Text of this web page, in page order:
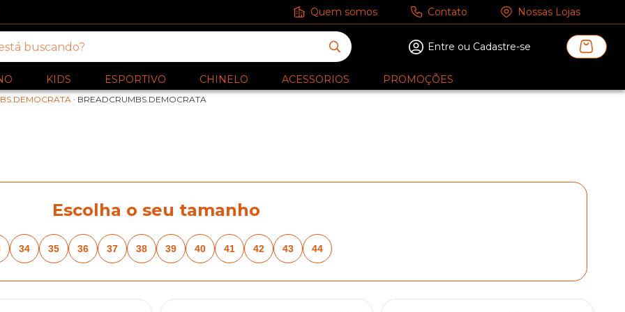
Quem somos Contato Nossas Lojas
Entre ou Cadastre-se
KIDS ESPORTIVO CHINELO ACESSORIOS PROMOÇÕES
· BREADCRUMBS.DEMOCRATA
Escolha o seu tamanho
34 35 36 37 38 39 40 41 42 43 44